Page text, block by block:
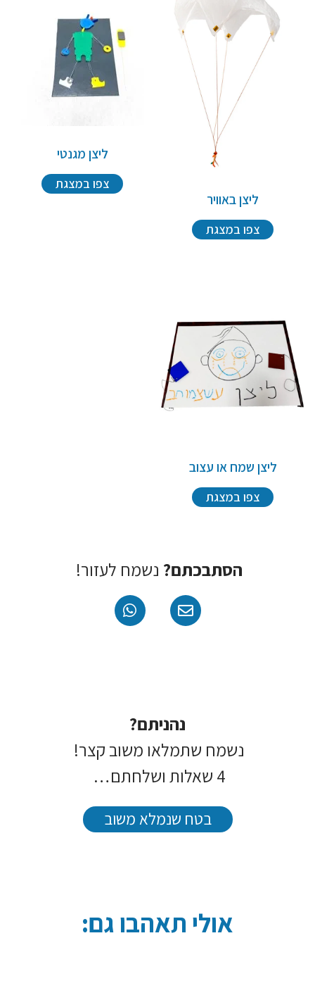
ליצן באוויר
צפו במצגת
ליצן מגנטי
צפו במצגת
ליצן שמח או עצוב
צפו במצגת
הסתבכתם? נשמח לעזור!
נהניתם?
נשמח שתמלאו משוב קצר!
4 שאלות ושלחתם…
בטח שנמלא משוב
אולי תאהבו גם: